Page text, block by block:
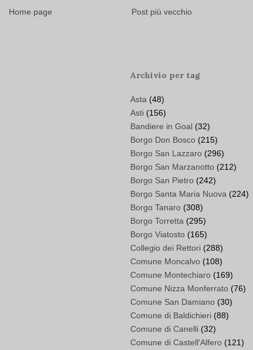
Post più vecchio
Home page
Archivio per tag
Asta (48)
Asti (156)
Bandiere in Goal (32)
Borgo Don Bosco (215)
Borgo San Lazzaro (296)
Borgo San Marzanotto (212)
Borgo San Pietro (242)
Borgo Santa Maria Nuova (224)
Borgo Tanaro (308)
Borgo Torretta (295)
Borgo Viatosto (165)
Collegio dei Rettori (288)
Comune Moncalvo (108)
Comune Montechiaro (169)
Comune Nizza Monferrato (76)
Comune San Damiano (30)
Comune di Baldichieri (88)
Comune di Canelli (32)
Comune di Castell'Alfero (121)